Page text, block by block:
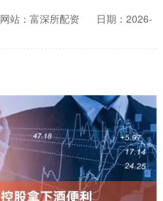
网站：富深所配资
日期：2026-